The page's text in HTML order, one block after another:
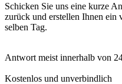
Schicken Sie uns eine kurze
zurück und erstellen Ihnen ein
selben Tag.
Antwort meist innerhalb von
Kostenlos und unverbindlich